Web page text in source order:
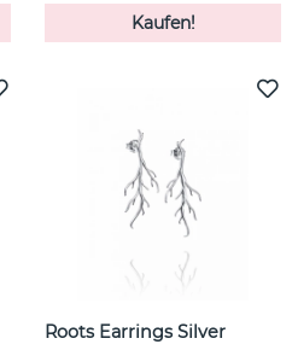
Kaufen!
Roots Earrings Silver